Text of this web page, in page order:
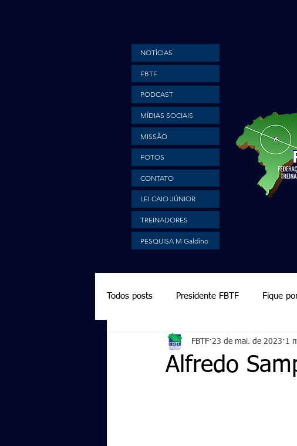
NOTÍCIAS
FBTF
PODCAST
MÍDIAS SOCIAIS
MISSÃO
FOTOS
CONTATO
LEI CAIO JÚNIOR
TREINADORES
PESQUISA M Galdino
Todos posts Presidente FBTF Fique
Marcelo Salazar Palmieri Palmieri
Alfredo
FBTF 23 de mai. de 2023 1